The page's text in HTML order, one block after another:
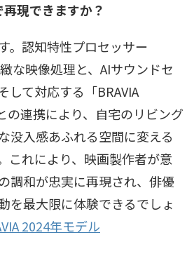
現できますか？
。認知特性プロセッサー
緻な映像処理と、AIサウンドセ
して対応する「BRAVIA
連携により、自宅のリビング
没入感あふれる空間に変える
これにより、映画製作者が意
調和が忠実に再現され、俳優
を最大限に体験できるでしょ
2024年モデル